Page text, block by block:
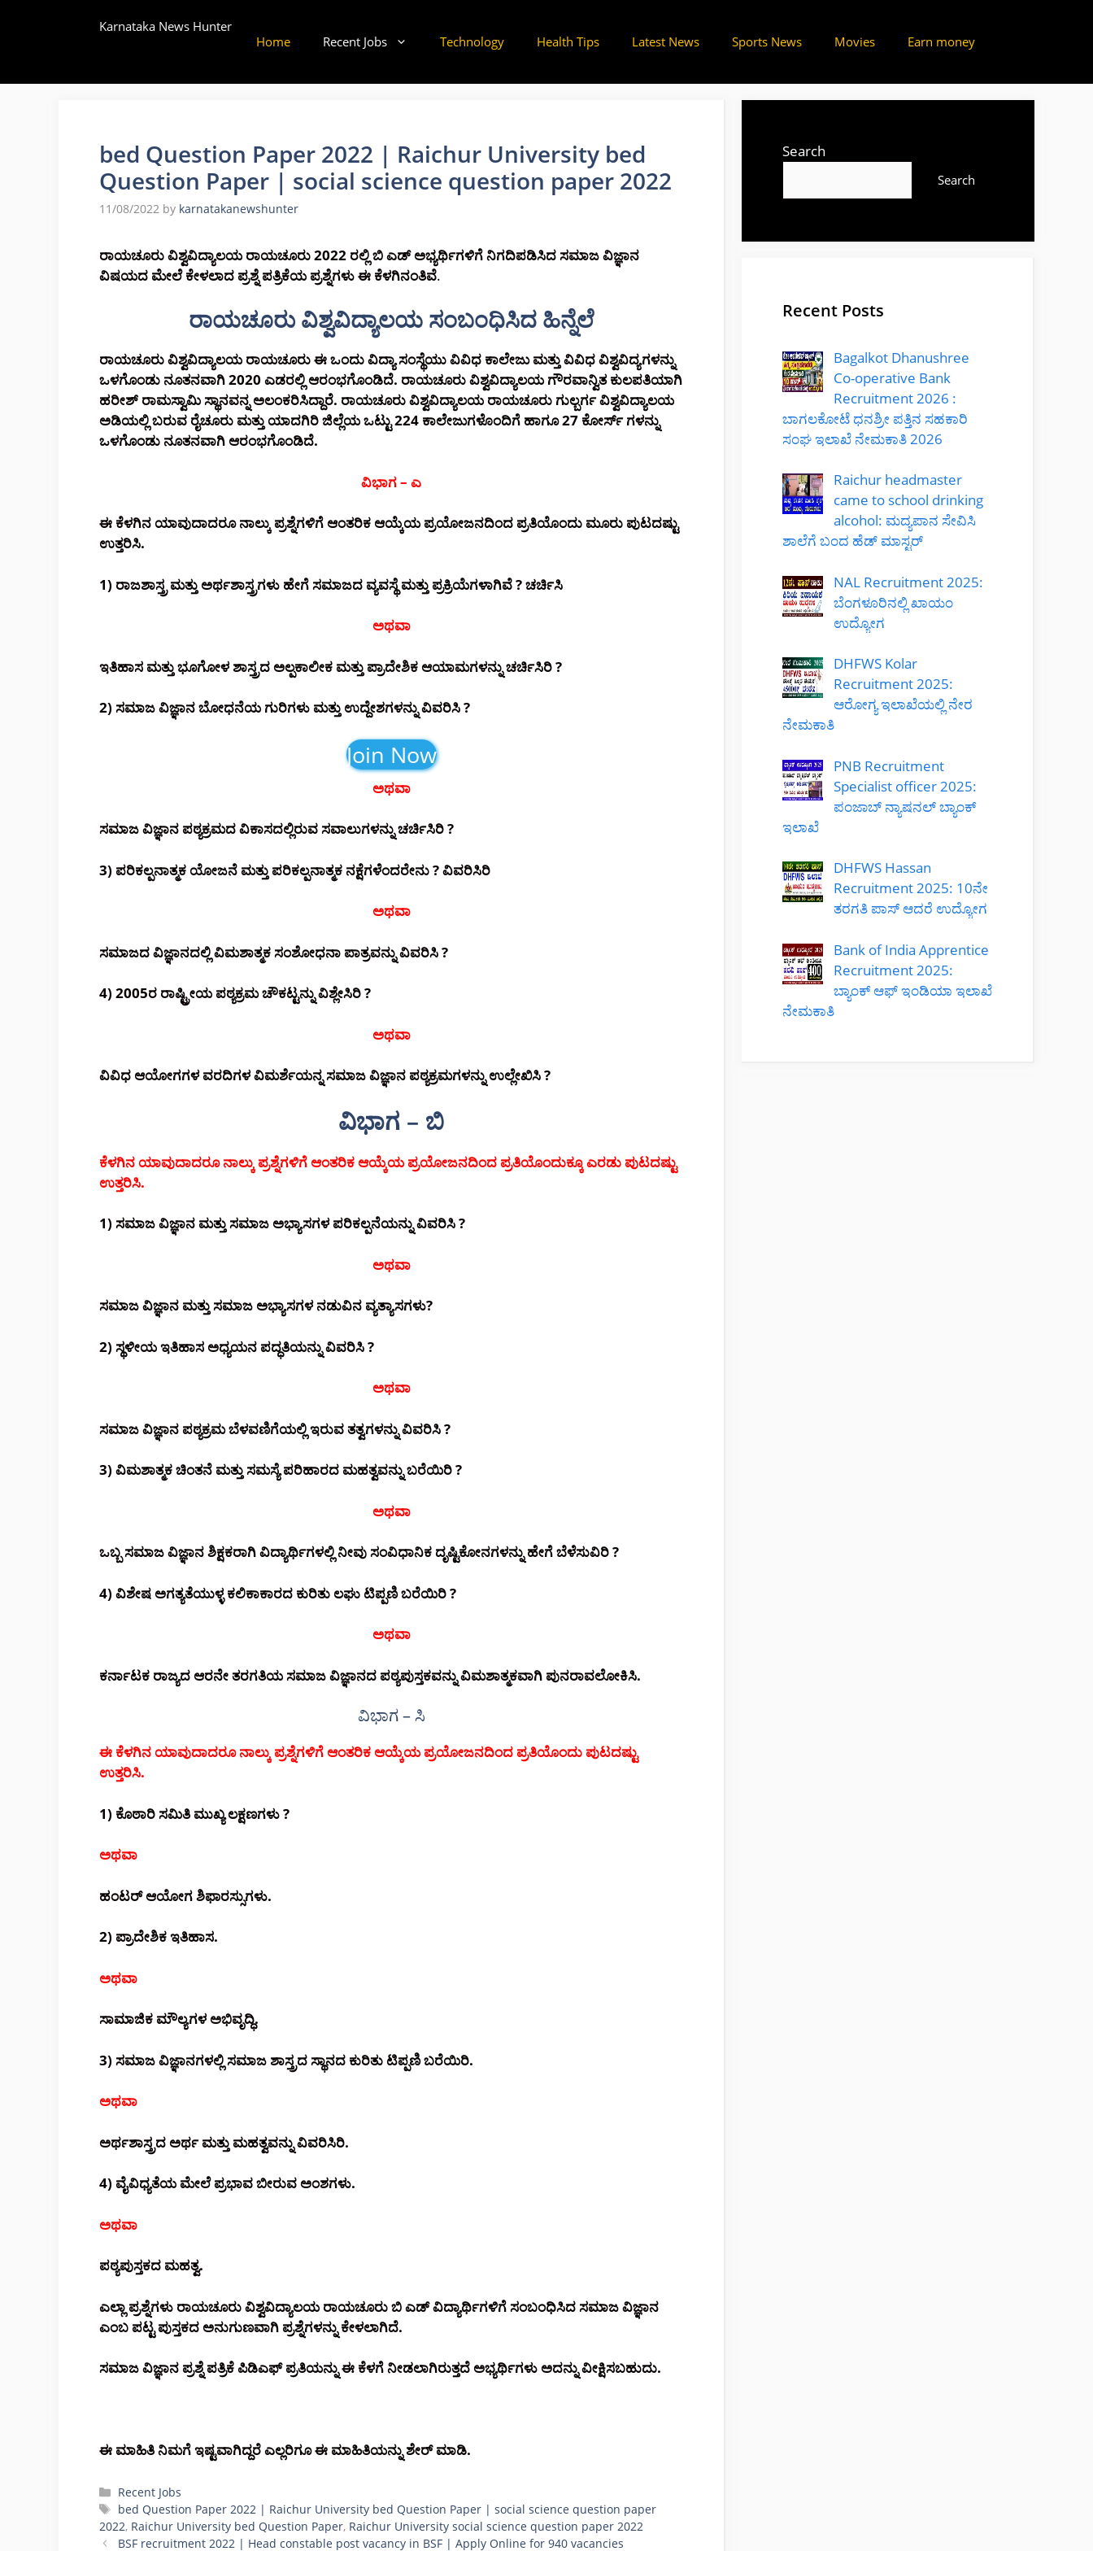
Karnataka News Hunter
Home
Recent Jobs Technology Health Tips Latest News Sports News Movies Earn money
bed Question Paper 2022 | Raichur University bed
Question Paper | social science question paper 2022
11/08/2022 by karnatakanewshunter
ರಾಯಚೂರು ವಿಶ್ವವಿದ್ಯಾಲಯ ರಾಯಚೂರು 2022 ರಲ್ಲಿ ಬಿ ಎಡ್ ಅಭ್ಯರ್ಥಿಗಳಿಗೆ ನಿಗದಿಪಡಿಸಿದ ಸಮಾಜ ವಿಜ್ಞಾನ
ವಿಷಯದ ಮೇಲೆ ಕೇಳಲಾದ ಪ್ರಶ್ನೆ ಪತ್ರಿಕೆಯ ಪ್ರಶ್ನೆಗಳು ಈ ಕೆಳಗಿನಂತಿವೆ.
ರಾಯಚೂರು ವಿಶ್ವವಿದ್ಯಾಲಯ ಸಂಬಂಧಿಸಿದ ಹಿನ್ನೆಲೆ
ರಾಯಚೂರು ವಿಶ್ವವಿದ್ಯಾಲಯ ರಾಯಚೂರು ಈ ಒಂದು ವಿದ್ಯಾ ಸಂಸ್ಥೆಯು ವಿವಿಧ ಕಾಲೇಜು ಮತ್ತು ವಿವಿಧ ವಿಶ್ವವಿದ್ಯಗಳನ್ನು
ಒಳಗೊಂಡು ನೂತನವಾಗಿ 2020 ಎಡರಲ್ಲಿ ಆರಂಭಗೊಂಡಿದೆ. ರಾಯಚೂರು ವಿಶ್ವವಿದ್ಯಾಲಯ ಗೌರವಾನ್ವಿತ ಕುಲಪತಿಯಾಗಿ
ಹರೀಶ್ ರಾಮಸ್ವಾಮಿ ಸ್ಥಾನವನ್ನ ಅಲಂಕರಿಸಿದ್ದಾರೆ. ರಾಯಚೂರು ವಿಶ್ವವಿದ್ಯಾಲಯ ರಾಯಚೂರು ಗುಲ್ಬರ್ಗ ವಿಶ್ವವಿದ್ಯಾಲಯ
ಅಡಿಯಲ್ಲಿ ಬರುವ ರೈಚೂರು ಮತ್ತು ಯಾದಗಿರಿ ಜಿಲ್ಲೆಯ ಒಟ್ಟು 224 ಕಾಲೇಜುಗಳೊಂದಿಗೆ ಹಾಗೂ 27 ಕೋರ್ಸ್ ಗಳನ್ನು
ಒಳಗೊಂಡು ನೂತನವಾಗಿ ಆರಂಭಗೊಂಡಿದೆ.
ವಿಭಾಗ – ಎ
ಈ ಕೆಳಗಿನ ಯಾವುದಾದರೂ ನಾಲ್ಕು ಪ್ರಶ್ನೆಗಳಿಗೆ ಆಂತರಿಕ ಆಯ್ಕೆಯ ಪ್ರಯೋಜನದಿಂದ ಪ್ರತಿಯೊಂದು ಮೂರು ಪುಟದಷ್ಟು
ಉತ್ತರಿಸಿ.
1) ರಾಜಶಾಸ್ತ್ರ ಮತ್ತು ಅರ್ಥಶಾಸ್ತ್ರಗಳು ಹೇಗೆ ಸಮಾಜದ ವ್ಯವಸ್ಥೆ ಮತ್ತು ಪ್ರಕ್ರಿಯೆಗಳಾಗಿವೆ ? ಚರ್ಚಿಸಿ
ಅಥವಾ
ಇತಿಹಾಸ ಮತ್ತು ಭೂಗೋಳ ಶಾಸ್ತ್ರದ ಅಲ್ಪಕಾಲೀಕ ಮತ್ತು ಪ್ರಾದೇಶಿಕ ಆಯಾಮಗಳನ್ನು ಚರ್ಚಿಸಿರಿ ?
2) ಸಮಾಜ ವಿಜ್ಞಾನ ಬೋಧನೆಯ ಗುರಿಗಳು ಮತ್ತು ಉದ್ದೇಶಗಳನ್ನು ವಿವರಿಸಿ ?
Join Now
ಅಥವಾ
ಸಮಾಜ ವಿಜ್ಞಾನ ಪಠ್ಯಕ್ರಮದ ವಿಕಾಸದಲ್ಲಿರುವ ಸವಾಲುಗಳನ್ನು ಚರ್ಚಿಸಿರಿ ?
3) ಪರಿಕಲ್ಪನಾತ್ಮಕ ಯೋಜನೆ ಮತ್ತು ಪರಿಕಲ್ಪನಾತ್ಮಕ ನಕ್ಷೆಗಳೆಂದರೇನು ? ವಿವರಿಸಿರಿ
ಅಥವಾ
ಸಮಾಜದ ವಿಜ್ಞಾನದಲ್ಲಿ ವಿಮಶಾತ್ಮಕ ಸಂಶೋಧನಾ ಪಾತ್ರವನ್ನು ವಿವರಿಸಿ ?
4) 2005ರ ರಾಷ್ಟ್ರೀಯ ಪಠ್ಯಕ್ರಮ ಚೌಕಟ್ಟನ್ನು ವಿಶ್ಲೇಸಿರಿ ?
ಅಥವಾ
ವಿವಿಧ ಆಯೋಗಗಳ ವರದಿಗಳ ವಿಮರ್ಶೆಯನ್ನ ಸಮಾಜ ವಿಜ್ಞಾನ ಪಠ್ಯಕ್ರಮಗಳನ್ನು ಉಲ್ಲೇಖಿಸಿ ?
ವಿಭಾಗ – ಬಿ
ಕೆಳಗಿನ ಯಾವುದಾದರೂ ನಾಲ್ಕು ಪ್ರಶ್ನೆಗಳಿಗೆ ಆಂತರಿಕ ಆಯ್ಕೆಯ ಪ್ರಯೋಜನದಿಂದ ಪ್ರತಿಯೊಂದುಕ್ಕೂ ಎರಡು ಪುಟದಷ್ಟು
ಉತ್ತರಿಸಿ.
1) ಸಮಾಜ ವಿಜ್ಞಾನ ಮತ್ತು ಸಮಾಜ ಅಭ್ಯಾಸಗಳ ಪರಿಕಲ್ಪನೆಯನ್ನು ವಿವರಿಸಿ ?
ಅಥವಾ
ಸಮಾಜ ವಿಜ್ಞಾನ ಮತ್ತು ಸಮಾಜ ಅಭ್ಯಾಸಗಳ ನಡುವಿನ ವ್ಯತ್ಯಾಸಗಳು?
2) ಸ್ಥಳೀಯ ಇತಿಹಾಸ ಅಧ್ಯಯನ ಪದ್ಧತಿಯನ್ನು ವಿವರಿಸಿ ?
ಅಥವಾ
ಸಮಾಜ ವಿಜ್ಞಾನ ಪಠ್ಯಕ್ರಮ ಬೆಳವಣಿಗೆಯಲ್ಲಿ ಇರುವ ತತ್ವಗಳನ್ನು ವಿವರಿಸಿ ?
3) ವಿಮಶಾತ್ಮಕ ಚಿಂತನೆ ಮತ್ತು ಸಮಸ್ಯೆ ಪರಿಹಾರದ ಮಹತ್ವವನ್ನು ಬರೆಯಿರಿ ?
ಅಥವಾ
ಒಬ್ಬ ಸಮಾಜ ವಿಜ್ಞಾನ ಶಿಕ್ಷಕರಾಗಿ ವಿದ್ಯಾರ್ಥಿಗಳಲ್ಲಿ ನೀವು ಸಂವಿಧಾನಿಕ ದೃಷ್ಟಿಕೋನಗಳನ್ನು ಹೇಗೆ ಬೆಳೆಸುವಿರಿ ?
4) ವಿಶೇಷ ಅಗತ್ಯತೆಯುಳ್ಳ ಕಲಿಕಾಕಾರದ ಕುರಿತು ಲಘು ಟಿಪ್ಪಣಿ ಬರೆಯಿರಿ ?
ಅಥವಾ
ಕರ್ನಾಟಕ ರಾಜ್ಯದ ಆರನೇ ತರಗತಿಯ ಸಮಾಜ ವಿಜ್ಞಾನದ ಪಠ್ಯಪುಸ್ತಕವನ್ನು ವಿಮಶಾತ್ಮಕವಾಗಿ ಪುನರಾವಲೋಕಿಸಿ.
ವಿಭಾಗ – ಸಿ
ಈ ಕೆಳಗಿನ ಯಾವುದಾದರೂ ನಾಲ್ಕು ಪ್ರಶ್ನೆಗಳಿಗೆ ಆಂತರಿಕ ಆಯ್ಕೆಯ ಪ್ರಯೋಜನದಿಂದ ಪ್ರತಿಯೊಂದು ಪುಟದಷ್ಟು
ಉತ್ತರಿಸಿ.
1) ಕೊಠಾರಿ ಸಮಿತಿ ಮುಖ್ಯ ಲಕ್ಷಣಗಳು ?
ಅಥವಾ
ಹಂಟರ್ ಆಯೋಗ ಶಿಫಾರಸ್ಸುಗಳು.
2) ಪ್ರಾದೇಶಿಕ ಇತಿಹಾಸ.
ಅಥವಾ
ಸಾಮಾಜಿಕ ಮೌಲ್ಯಗಳ ಅಭಿವೃದ್ಧಿ.
3) ಸಮಾಜ ವಿಜ್ಞಾನಗಳಲ್ಲಿ ಸಮಾಜ ಶಾಸ್ತ್ರದ ಸ್ಥಾನದ ಕುರಿತು ಟಿಪ್ಪಣಿ ಬರೆಯಿರಿ.
ಅಥವಾ
ಅರ್ಥಶಾಸ್ತ್ರದ ಅರ್ಥ ಮತ್ತು ಮಹತ್ವವನ್ನು ವಿವರಿಸಿರಿ.
4) ವೈವಿಧ್ಯತೆಯ ಮೇಲೆ ಪ್ರಭಾವ ಬೀರುವ ಅಂಶಗಳು.
ಅಥವಾ
ಪಠ್ಯಪುಸ್ತಕದ ಮಹತ್ವ.
ಎಲ್ಲಾ ಪ್ರಶ್ನೆಗಳು ರಾಯಚೂರು ವಿಶ್ವವಿದ್ಯಾಲಯ ರಾಯಚೂರು ಬಿ ಎಡ್ ವಿದ್ಯಾರ್ಥಿಗಳಿಗೆ ಸಂಬಂಧಿಸಿದ ಸಮಾಜ ವಿಜ್ಞಾನ
ಎಂಬ ಪಟ್ಟ ಪುಸ್ತಕದ ಅನುಗುಣವಾಗಿ ಪ್ರಶ್ನೆಗಳನ್ನು ಕೇಳಲಾಗಿದೆ.
ಸಮಾಜ ವಿಜ್ಞಾನ ಪ್ರಶ್ನೆ ಪತ್ರಿಕೆ ಪಿಡಿಎಫ್ ಪ್ರತಿಯನ್ನು ಈ ಕೆಳಗೆ ನೀಡಲಾಗಿರುತ್ತದೆ ಅಭ್ಯರ್ಥಿಗಳು ಅದನ್ನು ವೀಕ್ಷಿಸಬಹುದು.
ಈ ಮಾಹಿತಿ ನಿಮಗೆ ಇಷ್ಟವಾಗಿದ್ದರೆ ಎಲ್ಲರಿಗೂ ಈ ಮಾಹಿತಿಯನ್ನು ಶೇರ್ ಮಾಡಿ.
Categories
Recent Jobs
Tags
bed Question Paper 2022 | Raichur University bed Question Paper | social science question paper
2022, Raichur University bed Question Paper, Raichur University social science question paper 2022
BSF recruitment 2022 | Head constable post vacancy in BSF | Apply Online for 940 vacancies
Search
Search
Recent Posts
Bagalkot Dhanushree
Co-operative Bank
Recruitment 2026 :
ಬಾಗಲಕೋಟೆ ಧನಶ್ರೀ ಪತ್ತಿನ ಸಹಕಾರಿ
ಸಂಘ ಇಲಾಖೆ ನೇಮಕಾತಿ 2026
Raichur headmaster
came to school drinking
alcohol: ಮದ್ಯಪಾನ ಸೇವಿಸಿ
ಶಾಲೆಗೆ ಬಂದ ಹೆಡ್ ಮಾಸ್ಟರ್
NAL Recruitment 2025:
ಬೆಂಗಳೂರಿನಲ್ಲಿ ಖಾಯಂ
ಉದ್ಯೋಗ
DHFWS Kolar
Recruitment 2025:
ಆರೋಗ್ಯ ಇಲಾಖೆಯಲ್ಲಿ ನೇರ
ನೇಮಕಾತಿ
PNB Recruitment
Specialist officer 2025:
ಪಂಜಾಬ್ ನ್ಯಾಷನಲ್ ಬ್ಯಾಂಕ್
ಇಲಾಖೆ
DHFWS Hassan
Recruitment 2025: 10ನೇ
ತರಗತಿ ಪಾಸ್ ಆದರೆ ಉದ್ಯೋಗ
Bank of India Apprentice
Recruitment 2025:
ಬ್ಯಾಂಕ್ ಆಫ್ ಇಂಡಿಯಾ ಇಲಾಖೆ
ನೇಮಕಾತಿ